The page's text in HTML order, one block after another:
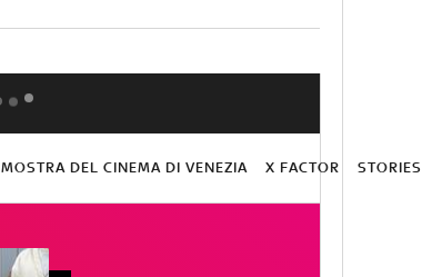
MOSTRA DEL CINEMA DI VENEZIA X FACTOR STORIES